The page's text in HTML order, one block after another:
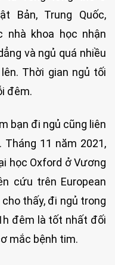
Bản, Trung Quốc,
nhà khoa học nhận
và ngủ quá nhiều
Thời gian ngủ tối
đêm.
bạn đi ngủ cũng liên
11 năm 2021,
học Oxford ở Vương
cứu trên European
thấy, đi ngủ trong
đêm là tốt nhất đối
mắc bệnh tim.